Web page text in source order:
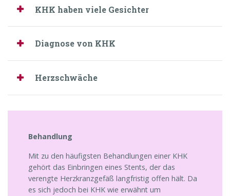
KHK haben viele Gesichter
Diagnose von KHK
Herzschwäche
Behandlung
Mit zu den häufigsten Behandlungen einer KHK
gehört das Einbringen eines Stents, der das
verengte Herzkranzgefäß langfristig offen hält. Da
es sich jedoch bei KHK wie erwähnt um